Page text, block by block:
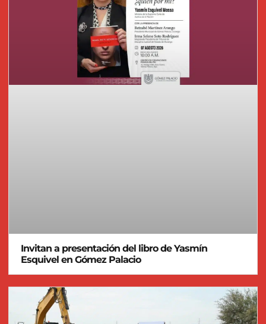
Invitan a presentación del libro de Yasmín
Esquivel en Gómez Palacio